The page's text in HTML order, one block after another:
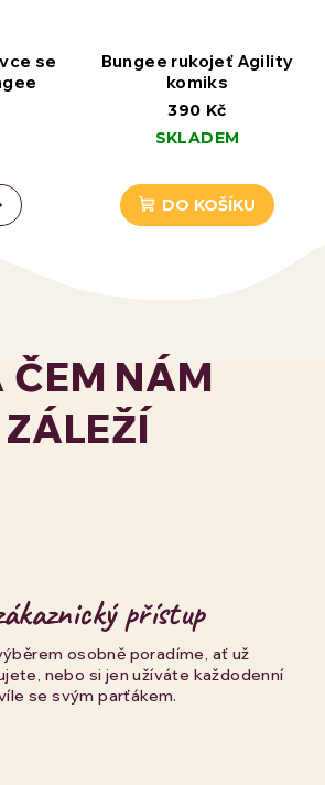
ČEM NÁM
ZÁLEŽÍ
přístup
osobně poradíme, ať už
nebo si jen užíváte každodenní
se svým parťákem.
se
Bungee rukojeť Agility
komiks
390 Kč
SKLADEM
DO KOŠÍKU